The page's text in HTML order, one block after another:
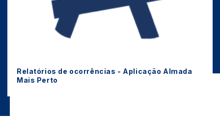
Relatórios de ocorrências - Aplicação Almada
Mais Perto